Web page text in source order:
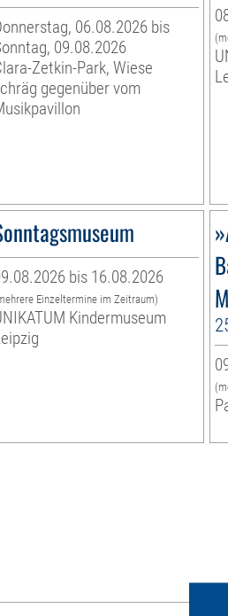
06.08.2026 bis
09.08.2026
Zetkin-Park, Wiese
gegenüber vom
bis 16.08.2026
Einzeltermine im Zeitraum)
Kindermuseum